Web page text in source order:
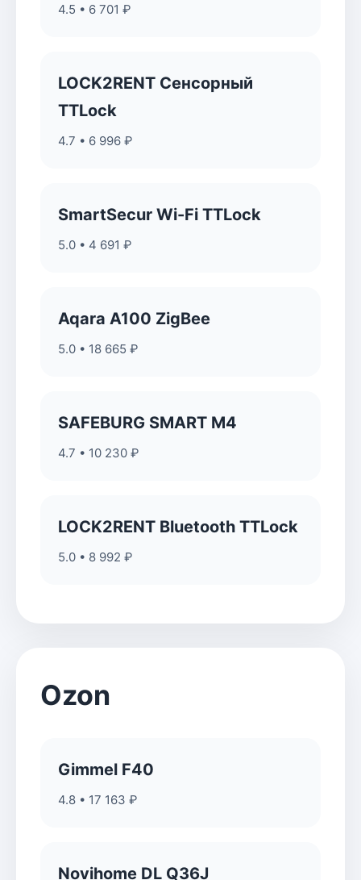
4.5 • 6 701 ₽
LOCK2RENT Сенсорный
TTLock
4.7 • 6 996 ₽
SmartSecur Wi-Fi TTLock
5.0 • 4 691 ₽
Aqara A100 ZigBee
5.0 • 18 665 ₽
SAFEBURG SMART M4
4.7 • 10 230 ₽
LOCK2RENT Bluetooth TTLock
5.0 • 8 992 ₽
Ozon
Gimmel F40
4.8 • 17 163 ₽
Novihome DL Q36J